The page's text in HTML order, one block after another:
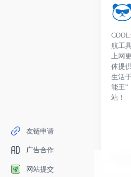
友链申请
广告合作
网站提交
航工
上网
体提
生活
能王”
站！